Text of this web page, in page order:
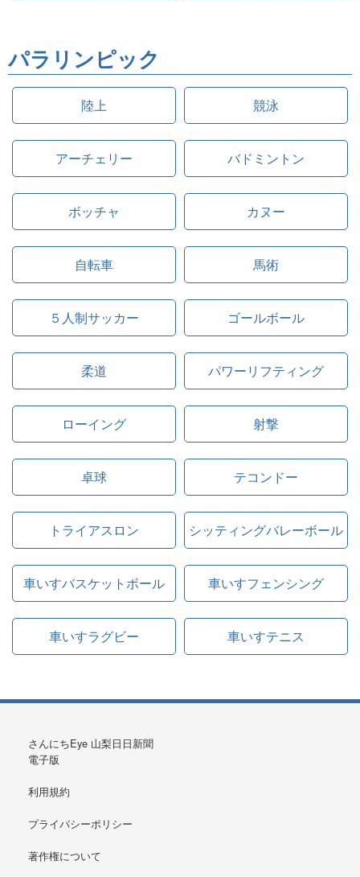
パラリンピック
陸上 競泳
アーチェリー バドミントン
ボッチャ カヌー
自転車 馬術
５人制サッカー ゴールボール
柔道 パワーリフティング
ローイング 射撃
卓球 テコンドー
トライアスロン シッティングバレーボール
車いすバスケットボール 車いすフェンシング
車いすラグビー 車いすテニス
さんにちEye 山梨日日新聞
電子版
利用規約
プライバシーポリシー
著作権について